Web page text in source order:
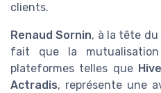
clients.
Renaud Sornin, à la tête du
fait que la
plateformes telles que
Actradis, représente une